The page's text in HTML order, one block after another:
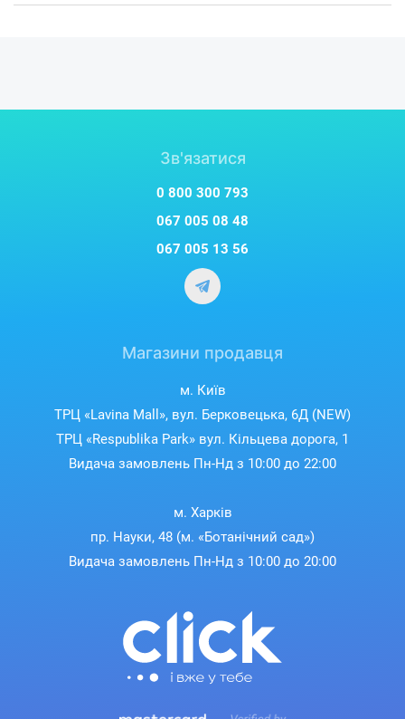
Зв'язатися
0 800 300 793
067 005 08 48
067 005 13 56
Магазини продавця
м. Київ
ТРЦ «Lavina Mall», вул. Берковецька, 6Д (NEW)
ТРЦ «Respublika Park» вул. Кільцева дорога, 1
Видача замовлень Пн-Нд з 10:00 до 22:00
м. Харків
пр. Науки, 48 (м. «Ботанічний сад»)
Видача замовлень Пн-Нд з 10:00 до 20:00